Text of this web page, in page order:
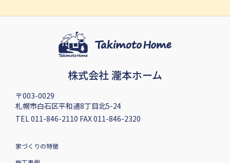
株式会社 瀧本ホーム
〒003-0029
札幌市白石区平和通8丁目北5-24
TEL 011-846-2110 FAX 011-846-2320
家づくりの特徴